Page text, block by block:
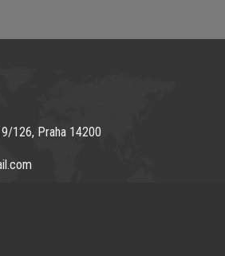
126, Praha 14200